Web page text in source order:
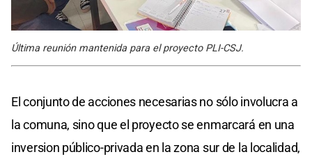
Última reunión mantenida para el proyecto PLI-CSJ.
El conjunto de acciones necesarias no sólo involucra a
la comuna, sino que el proyecto se enmarcará en una
inversion público-privada en la zona sur de la localidad,